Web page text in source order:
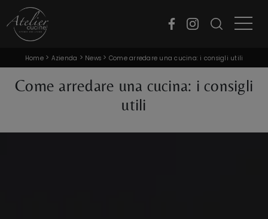
Home> Azienda > News > Come arredare una cucina: i consigli utili
Come arredare una cucina: i consigli
utili